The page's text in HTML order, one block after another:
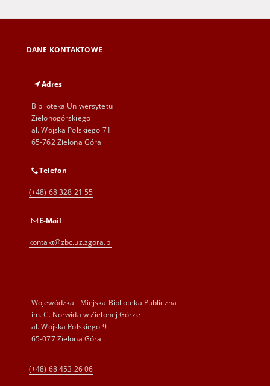
DANE KONTAKTOWE
Adres
Biblioteka Uniwersytetu
Zielonogórskiego
al. Wojska Polskiego 71
65-762 Zielona Góra
Telefon
(+48) 68 328 21 55
E-Mail
kontakt@zbc.uz.zgora.pl
Wojewódzka i Miejska Biblioteka Publiczna
im. C. Norwida w Zielonej Górze
al. Wojska Polskiego 9
65-077 Zielona Góra
(+48) 68 453 26 06